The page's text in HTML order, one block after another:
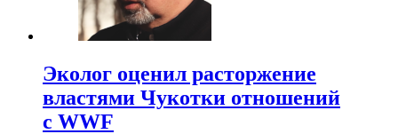
Эколог оценил расторжение
властями Чукотки отношений
с WWF